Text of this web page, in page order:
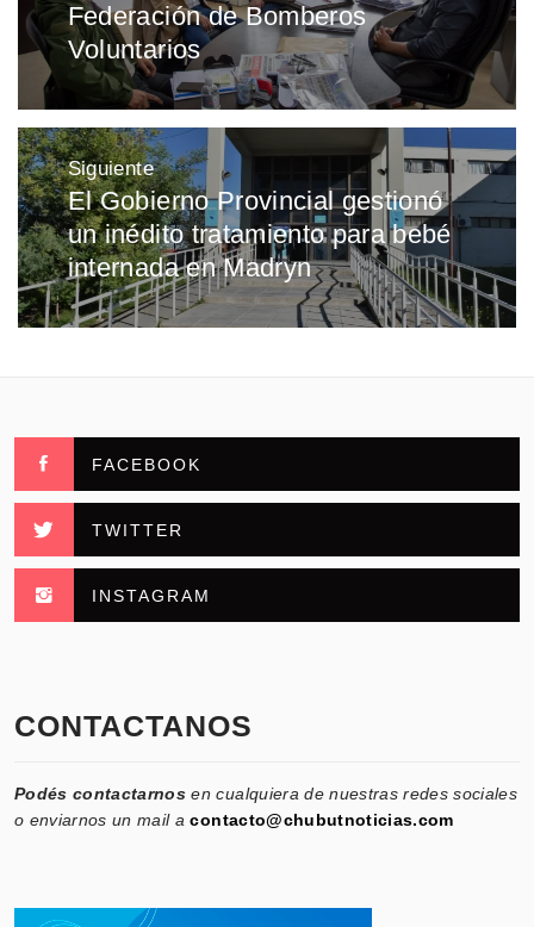
Federación de Bomberos
Voluntarios
Siguiente
Entrada
siguiente:
El Gobierno Provincial gestionó
un inédito tratamiento para bebé
internada en Madryn
FACEBOOK
TWITTER
INSTAGRAM
CONTACTANOS
Podés contactarnos en cualquiera de nuestras redes sociales
o enviarnos un mail acontacto@chubutnoticias.com